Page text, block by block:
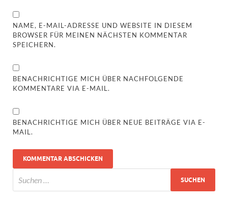
NAME, E-MAIL-ADRESSE UND WEBSITE IN DIESEM
BROWSER FÜR MEINEN NÄCHSTEN KOMMENTAR
SPEICHERN.
BENACHRICHTIGE MICH ÜBER NACHFOLGENDE
KOMMENTARE VIA E-MAIL.
BENACHRICHTIGE MICH ÜBER NEUE BEITRÄGE VIA E-
MAIL.